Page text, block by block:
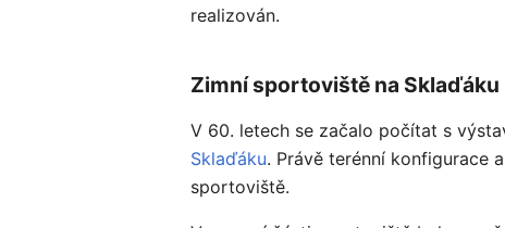
realizován.
Zimní sportoviště na Sklaďáku
V 60. letech se začalo počítat s
Sklaďáku. Právě terénní konfigurace
sportoviště.